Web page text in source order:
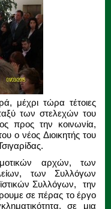
μέχρι τώρα τέτοιες
των στελεχών του
προς την κοινωνία,
ο νέος Διοικητής του
αρχών, των
των Συλλόγων
Συλλόγων, την
σε πέρας το έργο
σε μια